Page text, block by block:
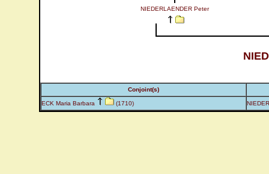
NIEDERLAENDER Peter
Conjoint(s)
ECK Maria Barbara (1710)